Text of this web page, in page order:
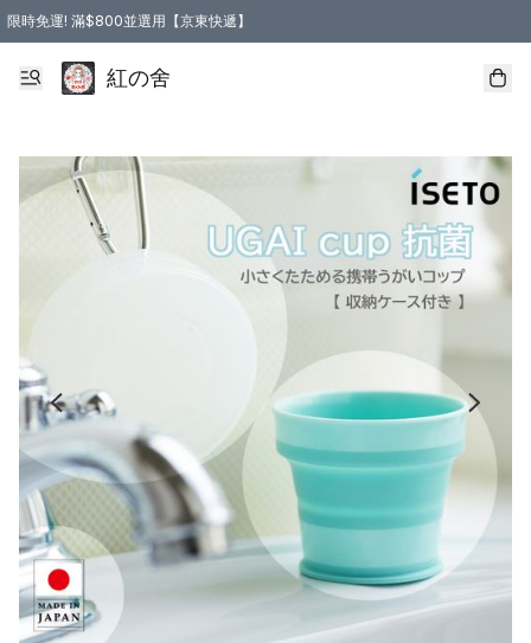
限時免運! 滿$800並選用【京東快遞】
紅の舍